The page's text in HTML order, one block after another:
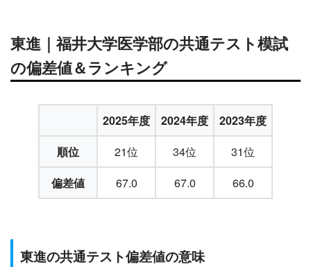
東進｜福井大学医学部の共通テスト模試
の偏差値＆ランキング
2025年度 2024年度
2023年度
順位
21位 34位
31位
偏差値
67.0 67.0 66.0
東進の共通テスト偏差値の意味